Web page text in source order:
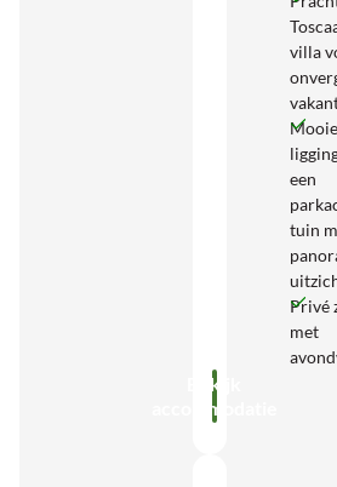
villa
Mooie
een
tuin
Privé
met
Bekijk
accommodatie